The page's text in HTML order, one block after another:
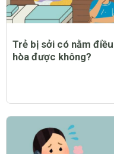
Trẻ bị sởi có nằm điều
hòa được không?